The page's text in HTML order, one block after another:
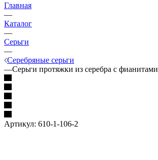
Главная
—
Каталог
—
Серьги
—
Серебряные серьги
—Серьги протяжки из серебра с фианитами
Артикул: 610-1-106-2